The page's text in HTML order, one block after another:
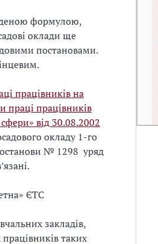
формулою,
оклади ще
постановами.
працівників на
праці працівників
від 30.08.2002
окладу 1-го
№ 1298 уряд
ЄТС
закладів,
таких